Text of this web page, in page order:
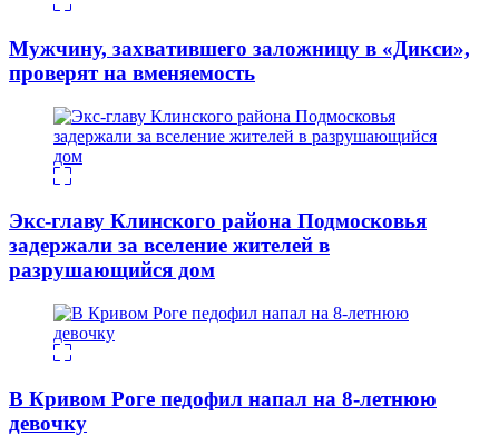
Мужчину, захватившего заложницу в «Дикси»,
проверят на вменяемость
Экс-главу Клинского района Подмосковья
задержали за вселение жителей в
разрушающийся дом
В Кривом Роге педофил напал на 8-летнюю
девочку